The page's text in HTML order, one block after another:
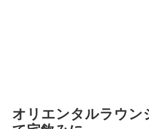
オリエンタルラウン